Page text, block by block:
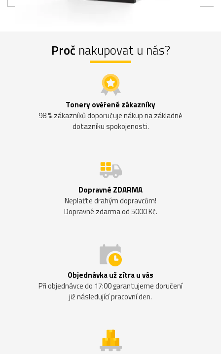
Proč nakupovat u nás?
Tonery ověřené zákazníky
98 % zákazníků doporučuje nákup na základně
dotazníku spokojenosti.
Dopravné ZDARMA
Neplaťte drahým dopravcům!
Dopravné zdarma od 5000 Kč.
Objednávka už zítra u vás
Při objednávce do 17:00 garantujeme doručení
již následující pracovní den.